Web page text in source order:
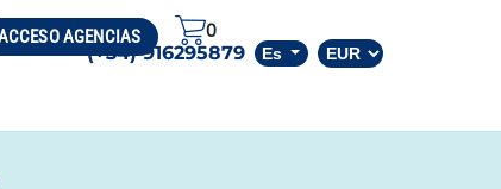
(+34) 916295879 Es
AGENCIAS 0